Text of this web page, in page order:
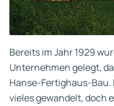
Bereits im Jahr 1929
Unternehmen gelegt,
Hanse-Fertighaus-Bau.
vieles gewandelt, doch